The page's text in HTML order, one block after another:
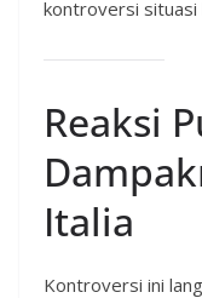
kontroversi
Reaksi
Italia
Kontroversi ini